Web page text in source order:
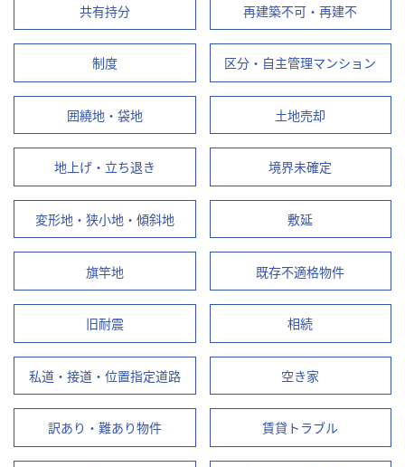
共有持分 再建築不可・再建不
制度 区分・自主管理マンション
囲繞地・袋地 土地売却
地上げ・立ち退き 境界未確定
変形地・狭小地・傾斜地 敷延
旗竿地 既存不適格物件
旧耐震 相続
私道・接道・位置指定道路 空き家
訳あり・難あり物件 賃貸トラブル